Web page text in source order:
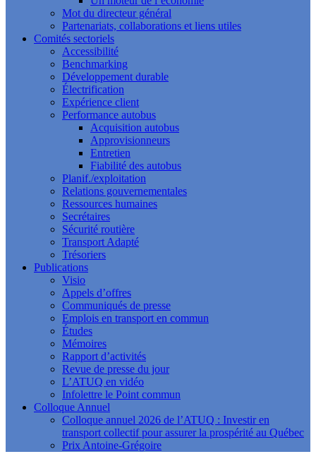
Mot du directeur général
Partenariats, collaborations et liens utiles
Comités sectoriels
Accessibilité
Benchmarking
Développement durable
Électrification
Expérience client
Performance autobus
Acquisition autobus
Approvisionneurs
Entretien
Fiabilité des autobus
Planif./exploitation
Relations gouvernementales
Ressources humaines
Secrétaires
Sécurité routière
Transport Adapté
Trésoriers
Publications
Visio
Appels d’offres
Communiqués de presse
Emplois en transport en commun
Études
Mémoires
Rapport d’activités
Revue de presse du jour
L’ATUQ en vidéo
Infolettre le Point commun
Colloque Annuel
Colloque annuel 2026 de l’ATUQ : Investir en
transport collectif pour assurer la prospérité au Québec
Prix Antoine-Grégoire